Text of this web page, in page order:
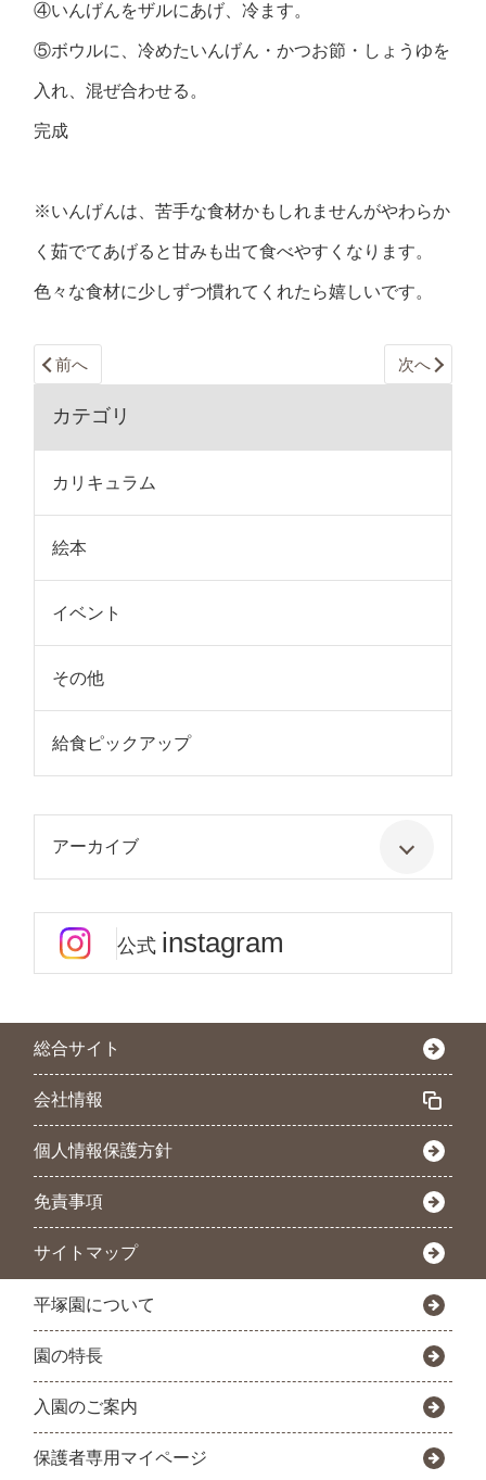
④いんげんをザルにあげ、冷ます。
⑤ボウルに、冷めたいんげん・かつお節・しょうゆを
入れ、混ぜ合わせる。
完成
※いんげんは、苦手な食材かもしれませんがやわらか
く茹でてあげると甘みも出て食べやすくなります。
色々な食材に少しずつ慣れてくれたら嬉しいです。
前へ 次へ
カテゴリ
カリキュラム
絵本
イベント
その他
給食ピックアップ
アーカイブ
公式 instagram
総合サイト
会社情報
個人情報保護方針
免責事項
サイトマップ
平塚園について
園の特長
入園のご案内
保護者専用マイページ